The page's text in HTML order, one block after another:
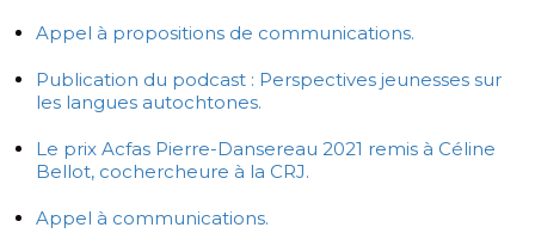
Appel à propositions de communications.
Publication du podcast : Perspectives jeunesses sur
les langues autochtones.
Le prix Acfas Pierre-Dansereau 2021 remis à Céline
Bellot, cochercheure à la CRJ.
Appel à communications.